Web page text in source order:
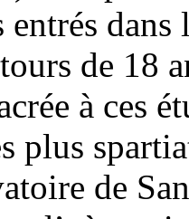
entrés
de 18
à ces
plus
de